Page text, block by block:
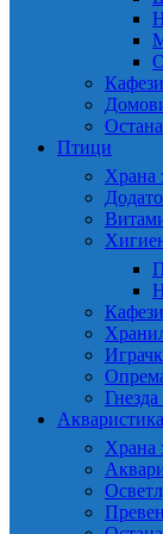
Кафези
Птици
Храна
Кафези
Акваристика
Храна